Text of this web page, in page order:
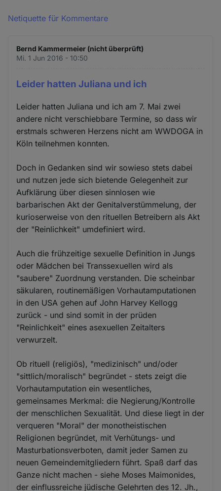
Netiquette für Kommentare
Bernd Kammermeier (nicht überprüft)
Mi. 1 Jun 2016 - 10:50
Leider hatten Juliana und ich
Leider hatten Juliana und ich am 7. Mai zwei
andere nicht verschiebbare Termine, so dass wir
erstmals schweren Herzens nicht am WWDOGA in
Köln teilnehmen konnten.
Doch in Gedanken sind wir sowieso stets dabei
und nutzen jede sich bietende Gelegenheit zur
Aufklärung über diesen sinnlosen wie
barbarischen Akt der Genitalverstümmelung, der
kurioserweise von den rituellen Betreibern als Akt
der "Reinlichkeit" umdefiniert wird.
Auch die frühzeitige sexuelle Definition in Jungs
oder Mädchen bei Transsexuellen wird als
"saubere" Zuordnung verstanden. Die scheinbar
säkularen, routinemäßigen Vorhautamputationen
in den USA gehen auf John Harvey Kellogg
zurück - und sind somit in der prüden
"Reinlichkeit" eines asexuellen Zeitalters
verwurzelt.
Ob rituell (religiös), "medizinisch" und/oder
"sittlich/moralisch" begründet - stets zeigt die
Vorhautamputation ein wesentliches,
gemeinsames Merkmal: die Negierung/Kontrolle
der menschlichen Sexualität. Und diese liegt in der
verqueren "Moral" der monotheistischen
Religionen begründet, mit Verhütungs- und
Masturbationsverboten, damit jeder Samen zu
neuen Gemeindemitgliedern führt. Spaß darf das
Ganze nicht machen - siehe Moses Maimonides,
der einflussreiche jüdische Gelehrten des 12. Jh.,